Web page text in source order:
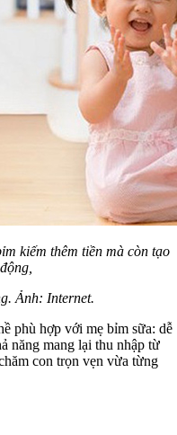
kiếm thêm tiền mà còn tạo
Ảnh: Internet.
phù hợp với mẹ bỉm sữa: dễ
năng mang lại thu nhập từ
con trọn vẹn vừa từng